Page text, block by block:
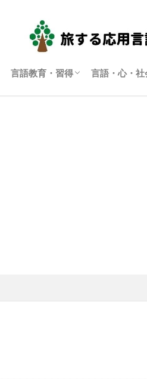
言語教育・習得 言語・心・社